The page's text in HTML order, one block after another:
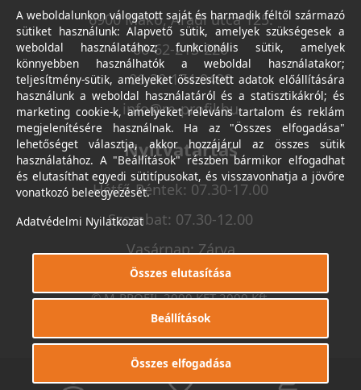
0
6900 Makó, Aradi utca 125.
06-62-213-220
06-30-174-9490
info@m-profil.hu
Nyitvatartás
Hétfő-Péntek: 07.30-17.00
Szombat: 07.30-12.00
Vasárnap: Zárva
© M-PROFIL 2000 KFT 2000 Kft.
Minden jog fenntartva.
KészítetteI.T.C. Kft.
A weboldalunkon válogatott saját és harmadik féltől származó
sütiket használunk: Alapvető sütik, amelyek szükségesek a
weboldal használatához; funkcionális sütik, amelyek
könnyebben használhatók a weboldal használatakor;
teljesítmény-sütik, amelyeket összesített adatok előállítására
használunk a weboldal használatáról és a statisztikákról; és
marketing cookie-k, amelyeket releváns tartalom és reklám
megjelenítésére használnak. Ha az "Összes elfogadása"
lehetőséget választja, akkor hozzájárul az összes sütik
használatához. A "Beállítások" részben bármikor elfogadhat
és elutasíthat egyedi sütitípusokat, és visszavonhatja a jövőre
vonatkozó beleegyezését.
Adatvédelmi Nyilatkozat
Összes elutasítása
Beállítások
Összes elfogadása